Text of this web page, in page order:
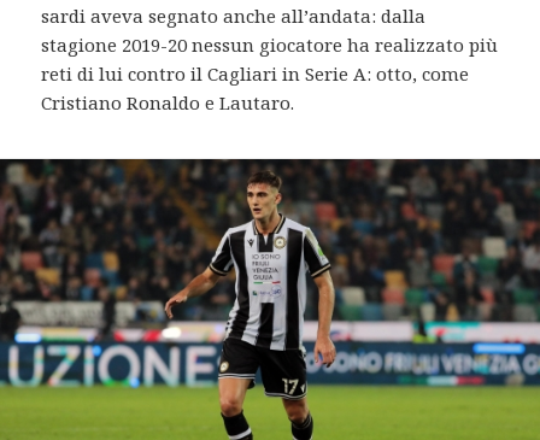
sardi aveva segnato anche all’andata: dalla
stagione 2019-20 nessun giocatore ha realizzato più
reti di lui contro il Cagliari in Serie A: otto, come
Cristiano Ronaldo e Lautaro.